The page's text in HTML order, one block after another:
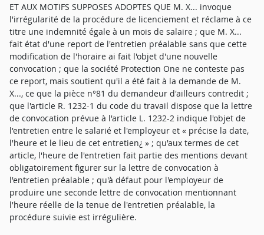
ET AUX MOTIFS SUPPOSES ADOPTES QUE M. X... invoque
l'irrégularité de la procédure de licenciement et réclame à ce
titre une indemnité égale à un mois de salaire ; que M. X...
fait état d'une report de l'entretien préalable sans que cette
modification de l'horaire ai fait l'objet d'une nouvelle
convocation ; que la société Protection One ne conteste pas
ce report, mais soutient qu'il a été fait à la demande de M.
X..., ce que la pièce n°81 du demandeur d'ailleurs contredit ;
que l'article R. 1232-1 du code du travail dispose que la lettre
de convocation prévue à l'article L. 1232-2 indique l'objet de
l'entretien entre le salarié et l'employeur et « précise la date,
l'heure et le lieu de cet entretien¿ » ; qu'aux termes de cet
article, l'heure de l'entretien fait partie des mentions devant
obligatoirement figurer sur la lettre de convocation à
l'entretien préalable ; qu'à défaut pour l'employeur de
produire une seconde lettre de convocation mentionnant
l'heure réelle de la tenue de l'entretien préalable, la
procédure suivie est irrégulière.